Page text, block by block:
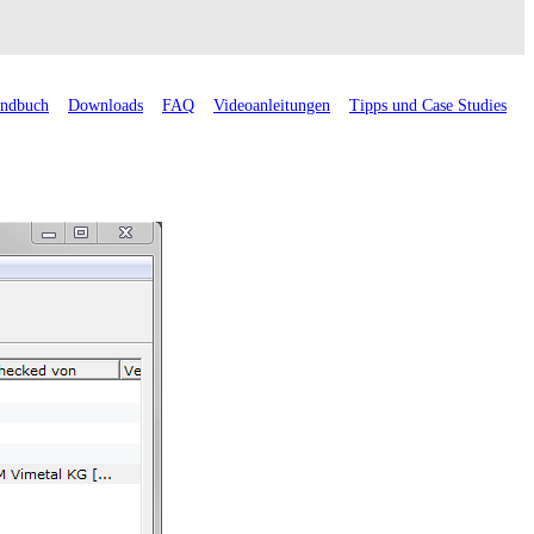
Downloads FAQ Videoanleitungen Tipps und Case Studies